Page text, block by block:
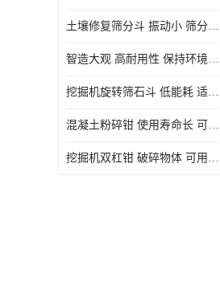
土壤修复筛分斗 振动小 筛分效果可调节
智造大观 高耐用性 保持环境整洁
挖掘机旋转筛石斗 低能耗 适用范围广
混凝土粉碎钳 使用寿命长 可用于多种场合
挖掘机双杠钳 破碎物体 可用于多种场合